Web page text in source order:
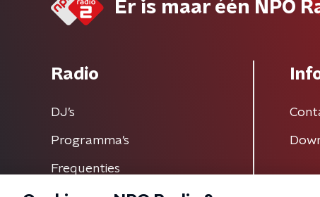
Er is maar één NPO
Radio
DJ’s
Programma's
Frequenties